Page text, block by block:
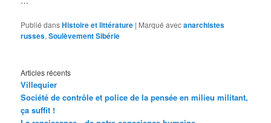
Publié dansHistoire et littérature | Marqué avecanarchistes
russes,Soulèvement Sibérie
Articles récents
Villequier
Société de contrôle et police de la pensée en milieu militant,
ça suffit !